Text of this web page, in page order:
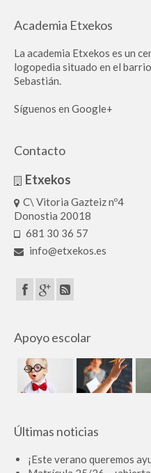
Academia Etxekos
La academia Etxekos es un
logopedia situado en el
Sebastián.
Síguenos en Google+
Contacto
Etxekos
C\ Vitoria Gazteiz nº4
Donostia 20018
681 30 36 57
info@etxekos.es
Apoyo escolar
Últimas noticias
¡Este verano queremos